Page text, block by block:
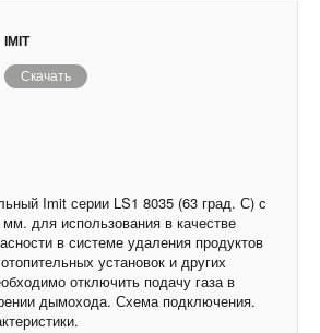
IMIT
Скачать
Imit серии LS1 8035 (63 град. С) с
для использования в качестве
в системе удаления продуктов
установок и других
отключить подачу газа в
дымохода. Схема подключения.